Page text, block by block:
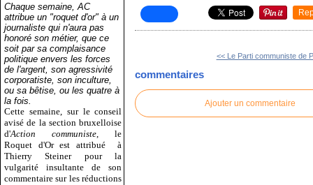
Chaque semaine, AC
attribue un "roquet d'or" à un
journaliste qui n'aura pas
honoré son métier, que ce
soit par sa complaisance
politique envers les forces
de l'argent, son agressivité
corporatiste, son inculture,
ou sa bêtise, ou les quatre à
la fois.
Cette semaine, sur le conseil
avisé de la section bruxelloise
d'Action communiste , le
Roquet d'Or est attribué
à
Thierry Steiner pour la
vulgarité insultante de son
commentaire sur les réductions
<< Le Parti communiste de
commentaires
Ajouter un commentaire